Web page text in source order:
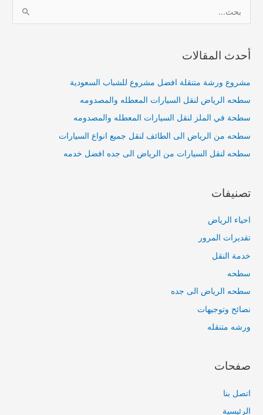
ل
ح
ع
ن
:
أحدث المقالات
مشروع ورشة متنقلة افضل مشروع للشباب السعودية
سطحه الرياض لنقل السيارات المعطله والمصدومه
سطحة في الملز لنقل السيارات المعطله والمصدومه
سطحه من الرياض الى الطائف لنقل جميع انواع السيارات
سطحه لنقل السيارات من الرياض الى جده افضل خدمه
تصنيفات
احياء الرياض
تقديرات المرور
خدمة النقل
سطحه
سطحه الرياض الى جده
نصائح وتوجيهات
ورشه متنقله
صفحات
اتصل بنا
الرئيسية